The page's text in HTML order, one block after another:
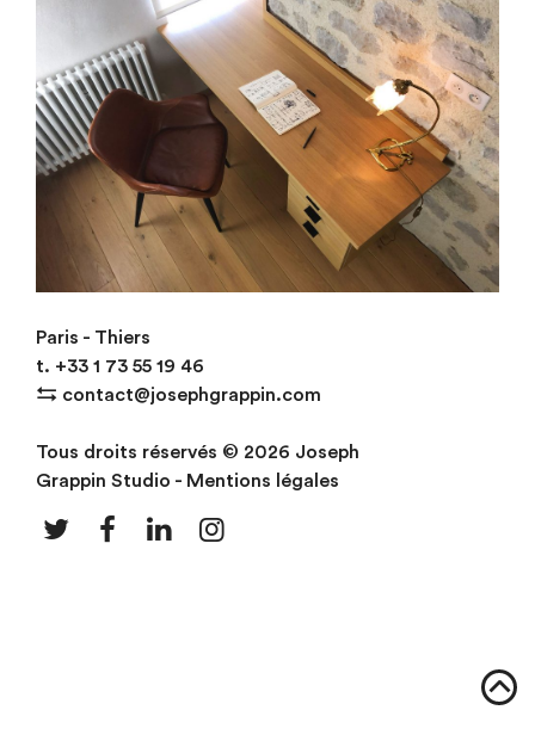
Bureau en pays Charolais
Paris - Thiers
t. +33 1 73 55 19 46
⇆ contact@josephgrappin.com
Tous droits réservés © 2026 Joseph
Grappin Studio - Mentions légales